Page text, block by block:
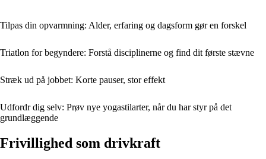
Tilpas din opvarmning: Alder, erfaring og dagsform gør en forskel
Triatlon for begyndere: Forstå disciplinerne og find dit første stævne
Stræk ud på jobbet: Korte pauser, stor effekt
Udfordr dig selv: Prøv nye yogastilarter, når du har styr på det
grundlæggende
Frivillighed som drivkraft